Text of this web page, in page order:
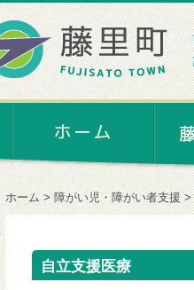
ホーム 障がい児・障がい者支援
自立支援医療